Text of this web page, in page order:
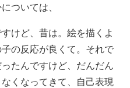
ついては、
けど、昔は。絵を描くよ
の反応が良くて。それで
たんですけど、だんだん
くなってきて、自己表現